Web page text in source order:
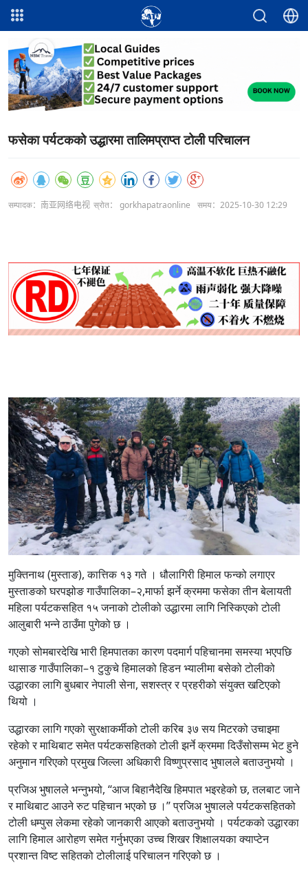
फसेका पर्यटकको उद्धारमा तालिमप्राप्त टोली परिचालन
सम्पादक：南亚网络电视 स्रोत： gorkhapatraonline समय：2025-10-30 12:29
मुक्तिनाथ (मुस्ताङ), कात्तिक १३ गते । धौलागिरी हिमाल फन्को लगाएर
मुस्ताङको घरपझोङ गाउँपालिका–२,मार्फा झर्ने क्रममा फसेका तीन बेलायती
महिला पर्यटकसहित १५ जनाको टोलीको उद्धारमा लागि निस्किएको टोली
आलुबारी भन्ने ठाउँमा पुगेको छ ।
गएको सोमबारदेखि भारी हिमपातका कारण पदमार्ग पहिचानमा समस्या भएपछि
थासाङ गाउँपालिका–१ टुकुचे हिमालको हिडन भ्यालीमा बसेको टोलीको
उद्धारका लागि बुधबार नेपाली सेना, सशस्त्र र प्रहरीको संयुक्त खटिएको
थियो ।
उद्धारका लागि गएको सुरक्षाकर्मीको टोली करिब ३७ सय मिटरको उचाइमा
रहेको र माथिबाट समेत पर्यटकसहितको टोली झर्ने क्रममा दिउँसोसम्म भेट हुने
अनुमान गरिएको प्रमुख जिल्ला अधिकारी विष्णुप्रसाद भुषालले बताउनुभयो ।
प्रजिअ भुषालले भन्नुभयो, ‘‘आज बिहानैदेखि हिमपात भइरहेको छ, तलबाट जाने
र माथिबाट आउने रुट पहिचान भएको छ ।’’ प्रजिअ भुषालले पर्यटकसहितको
टोली धम्पुस लेकमा रहेको जानकारी आएको बताउनुभयो । पर्यटकको उद्धारका
लागि हिमाल आरोहण समेत गर्नुभएका उच्च शिखर शिक्षालयका क्याप्टेन
प्रशान्त विष्ट सहितको टोलीलाई परिचालन गरिएको छ ।